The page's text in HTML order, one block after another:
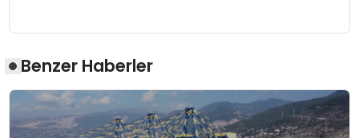
Benzer Haberler